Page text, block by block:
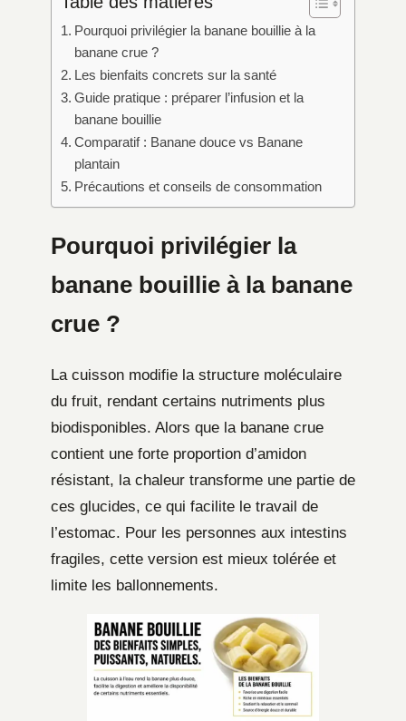
Pourquoi privilégier la banane bouillie à la
banane crue ?
Les bienfaits concrets sur la santé
Guide pratique : préparer l’infusion et la
banane bouillie
Comparatif : Banane douce vs Banane
plantain
Précautions et conseils de consommation
Pourquoi privilégier la
banane bouillie à la banane
crue ?
La cuisson modifie la structure moléculaire
du fruit, rendant certains nutriments plus
biodisponibles. Alors que la banane crue
contient une forte proportion d’amidon
résistant, la chaleur transforme une partie de
ces glucides, ce qui facilite le travail de
l’estomac. Pour les personnes aux intestins
fragiles, cette version est mieux tolérée et
limite les ballonnements.